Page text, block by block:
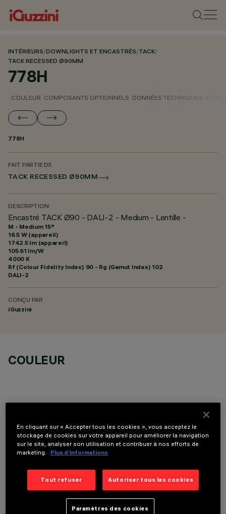
INTÉRIEURS/DOWNLIGHTS ET ENCASTRÉS/TACK/
TACK RECESSED Ø90MM
778H
COULEUR COMPOSANTS OPTIONNELS DONNÉES TECHNIQUES
778H
FAIT PARTIE DE
TACK RECESSED Ø90MM
DESCRIPTION
Encastré TACK Ø90 - DALI-2 - Medium - Lentille -
M - Medium 15°
16.5 W (appareil)
1742.5 lm (appareil)
105.61 lm/W
4000 K
Rf (Colour Fidelity Index) 90 - Rg (Gamut Index) 102
DALI-2
CONÇU PAR
iGuzzini
COULEUR
COMPOSANTS OPTIONNELS
DONNÉES TECHNIQUES
En cliquant sur « Accepter tous les cookies », vous acceptez le
stockage de cookies sur votre appareil pour améliorer la navigation
sur le site, analyser son utilisation et contribuer à nos efforts de
marketing.
Plus d’informations
Tout refuser Autoriser tous les cookies
Paramètres des cookies